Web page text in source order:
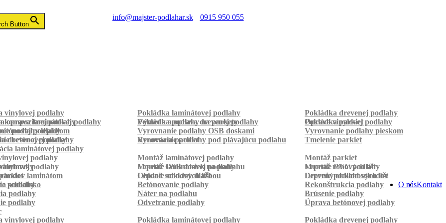
info@majster-podlahar.sk
0915 950 055
Button
vinylovej podlahy Pokládka laminátovej podlahy
Pokládka drevenej podlahy
kompozitnej podlahy Pokládka podlahy na parkety Pokládka parkiet
oprava laminátovej podlahy Výmena a oprava drevenej podlahy
Oprava vinylovej podlahy
podlahy
podlahy lepidlom Vyrovnanie podlahy OSB doskami
Vyrovnanie podlahy pieskom
betónovej podlahy Vyrovnanie podlahy pod plávajúcu podlahu
drevenej podlahy Renovácia parkiet
Tmelenie parkiet
laminátovej podlahy
podlahy Montáž laminátovej podlahy
Montáž parkiet
Montáž OSB dosiek na podlahu
Montáž rohových líšt
podlahy Lepenie laminátovej podlahy
Lepenie PVC podlahy
Lepenie soklových líšt Lepenie podlahových líšt
laminátom Obklad schodov dlažbou
Drevený obklad schodov
schodisko
podlahy Betónovanie podlahy
Rekonštrukcia podlahy
podlahy Náter na podlahu
Brúsenie podlahy
podlahy Odvetranie podlahy
Úprava betónovej podlahy
Kontakt
O nás
vinylovej podlahy Pokládka laminátovej podlahy
Pokládka drevenej podlahy